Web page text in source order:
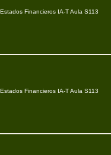
Financieros IA-T Aula S113
Financieros IA-T Aula S113